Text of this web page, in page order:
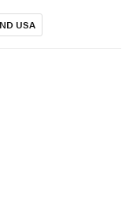
USA